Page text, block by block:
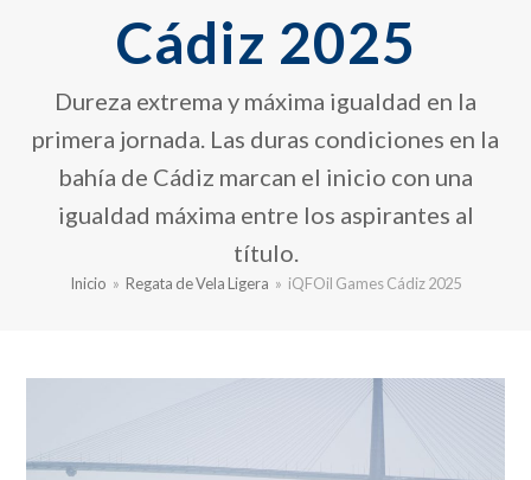
Cádiz 2025
Dureza extrema y máxima igualdad en la
primera jornada. Las duras condiciones en la
bahía de Cádiz marcan el inicio con una
igualdad máxima entre los aspirantes al
título.
Inicio » Regata de Vela Ligera » iQFOil Games Cádiz 2025